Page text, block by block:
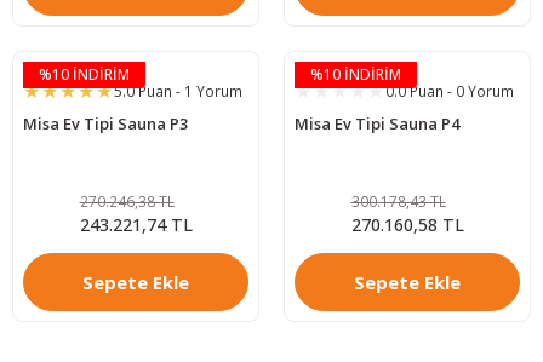
%10 İNDİRİM
5.0 Puan - 1 Yorum
Misa Ev Tipi Sauna P3
270.246,38 TL
243.221,74 TL
Sepete Ekle
%10 İNDİRİM
0.0 Puan - 0 Yorum
Misa Ev Tipi Sauna P4
300.178,43 TL
270.160,58 TL
Sepete Ekle